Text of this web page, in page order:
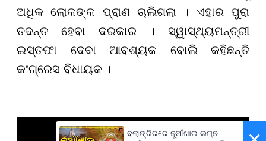
ଅଧିକ ଲୋକଙ୍କ ପ୍ରାଣ ଚାଲିଗଲା । ଏହାର ପୁରା
ତଦନ୍ତ ହେବା ଦରକାର । ସ୍ୱାସ୍ଥ୍ୟମନ୍ତ୍ରୀ
ଇସ୍ତଫା ଦେବା ଆବଶ୍ୟକ ବୋଲି କହିଛନ୍ତି
କଂଗ୍ରେସ ବିଧାୟକ ।
ବଲାଙ୍ଗିରରେ ନୂଆଁଖାଇ ଲଗ୍ନ